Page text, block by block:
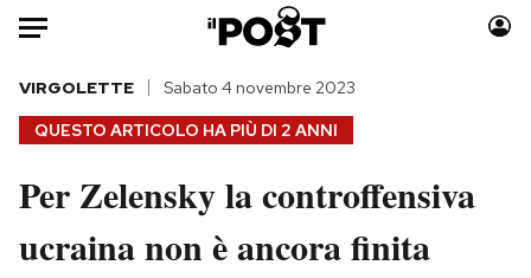
Auto
HOME
Italia
Politica
Moda
Consumismi
QUESTO ARTICOLO HA PIÙ DI 2 ANNI
VIRGOLETTE Sabato 4 novembre 2023
Per Zelensky la controffensiva
ucraina non è ancora finita